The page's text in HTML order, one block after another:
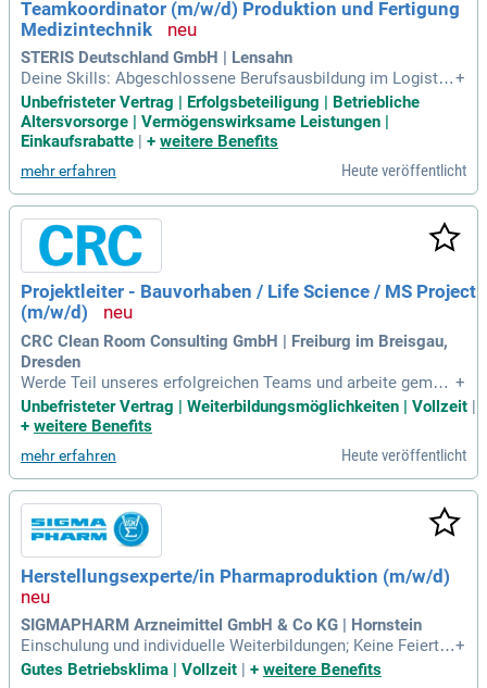
Teamkoordinator (m/w/d) Produktion und Fertigung
Medizintechnik
STERIS Deutschland GmbH | Lensahn
Deine Skills: Abgeschlossene Berufsausbildung im Logisti
k‑ oder Produktionsumfeld oder vergleichbare Qualifikation;
Mehrjährige Berufserfahrung im Versand, Wareneingang ode
r Lagerbetrieb; Erfahrung im Umgang mit Flurförderzeugen
+
Unbefristeter Vertrag | Erfolgsbeteiligung | Betriebliche
Altersvorsorge | Vermögenswirksame Leistungen |
Einkaufsrabatte
+ weitere Benefits
mehr erfahren Heute veröffentlicht
Projektleiter - Bauvorhaben / Life Science / MS Project
(m/w/d)
CRC Clean Room Consulting GmbH | Freiburg im Breisgau,
Dresden
Werde Teil unseres erfolgreichen Teams und arbeite gemein
sam mit rund 150 Mitarbeitern* an spannenden und zukunfts
weisenden Projekten und das für weltbekannte Firmen.
+
Unbefristeter Vertrag | Weiterbildungsmöglichkeiten | Vollzeit |
+ weitere Benefits
mehr erfahren Heute veröffentlicht
Herstellungsexperte/in Pharmaproduktion (m/w/d)
SIGMAPHARM Arzneimittel GmbH & Co KG | Hornstein
Einschulung und individuelle Weiterbildungen; Keine Feierta
gs- und Wochenendarbeit; Sehr gute Erreichbarkeit unserer
+
Gutes Betriebsklima | Vollzeit | + weitere Benefits